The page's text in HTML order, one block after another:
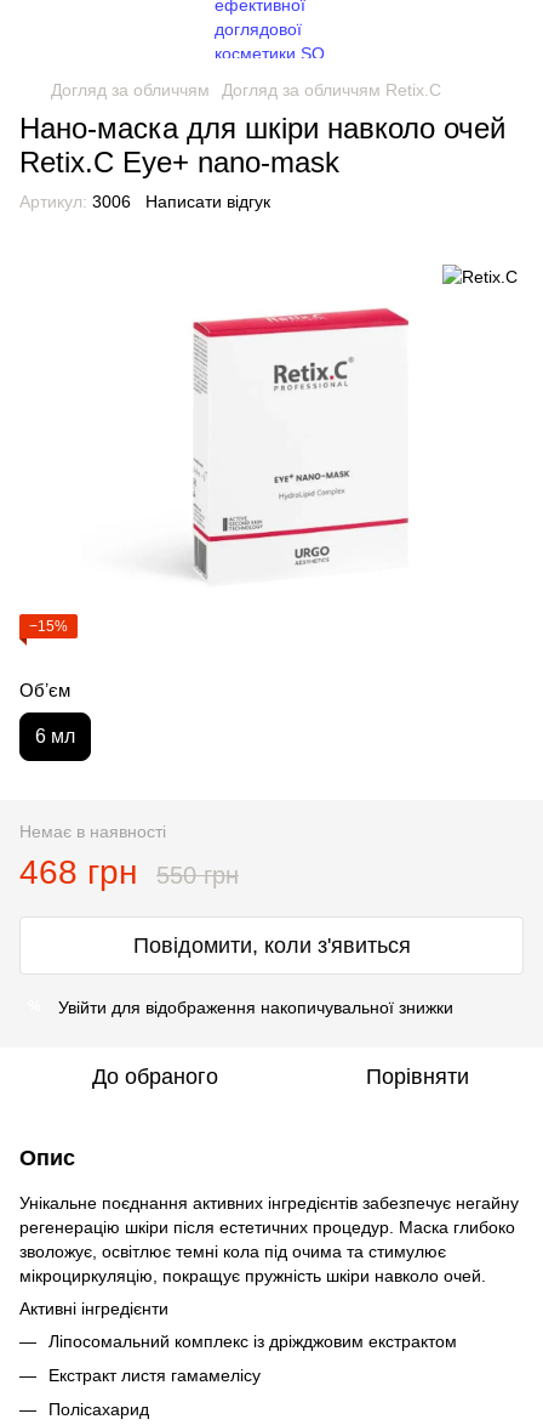
Догляд за обличчям Догляд за обличчям Retix.C
Нано-маска для шкіри навколо очей
Retix.C Eye+ nano-mask
Артикул: 3006 Написати відгук
−15%
Обʼєм
6 мл
Немає в наявності
468 грн 550 грн
Повідомити, коли з'явиться
Увійти для відображення накопичувальної знижки
До обраного Порівняти
Опис
Унікальне поєднання активних інгредієнтів забезпечує негайну
регенерацію шкіри після естетичних процедур. Маска глибоко
зволожує, освітлює темні кола під очима та стимулює
мікроциркуляцію, покращує пружність шкіри навколо очей.
Активні інгредієнти
Ліпосомальний комплекс із дріжджовим екстрактом
Екстракт листя гамамелісу
Полісахарид